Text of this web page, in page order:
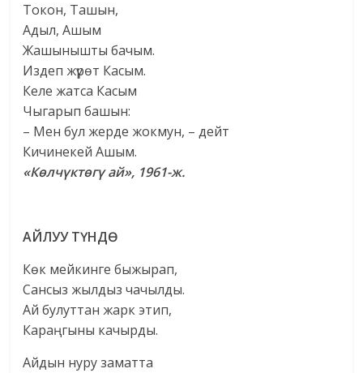
Токон, Ташын,
Адыл, Ашым
Жашынышты бачым.
Издеп жүрөт Касым.
Келе жатса Касым
Чыгарып башын:
– Мен бул жерде жокмун, – дейт
Кичинекей Ашым.
«Көлчүктөгү ай», 1961-ж.
АЙЛУУ ТҮНДӨ
Көк мейкинге быжырап,
Сансыз жылдыз чачылды.
Ай булуттан жарк этип,
Караңгыны качырды.
Айдын нуру заматта